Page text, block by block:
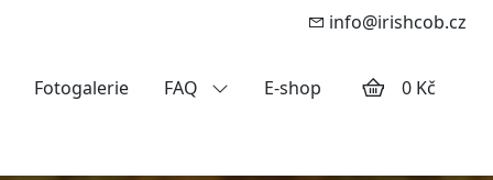
info@irishcob.cz
Fotogalerie FAQ E-shop 0 Kč